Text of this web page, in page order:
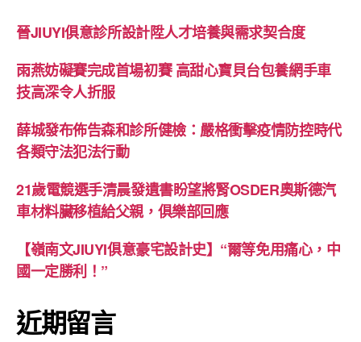
晉JIUYI俱意診所設計陞人才培養與需求契合度
雨燕妨礙賽完成首場初賽 高甜心寶貝台包養網手車
技高深令人折服
薛城發布佈告森和診所健檢：嚴格衝擊疫情防控時代
各類守法犯法行動
21歲電競選手清晨發遺書盼望將腎OSDER奧斯德汽
車材料臟移植給父親，俱樂部回應
【嶺南文JIUYI俱意豪宅設計史】“爾等免用痛心，中
國一定勝利！”
近期留言